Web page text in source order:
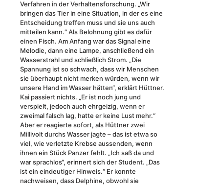
Verfahren in der Verhaltensforschung. „Wir
bringen das Tier in eine Situation, in der es eine
Entscheidung treffen muss und sie uns auch
mitteilen kann.“ Als Belohnung gibt es dafür
einen Fisch. Am Anfang war das Signal eine
Melodie, dann eine Lampe, anschließend ein
Wasserstrahl und schließlich Strom. „Die
Spannung ist so schwach, dass wir Menschen
sie überhaupt nicht merken würden, wenn wir
unsere Hand im Wasser hätten“, erklärt Hüttner.
Kai passiert nichts. „Er ist noch jung und
verspielt, jedoch auch ehrgeizig, wenn er
zweimal falsch lag, hatte er keine Lust mehr.“
Aber er reagierte sofort, als Hüttner zwei
Millivolt durchs Wasser jagte – das ist etwa so
viel, wie verletzte Krebse aussenden, wenn
ihnen ein Stück Panzer fehlt. „Ich saß da und
war sprachlos“, erinnert sich der Student. „Das
ist ein eindeutiger Hinweis.“ Er konnte
nachweisen, dass Delphine, obwohl sie